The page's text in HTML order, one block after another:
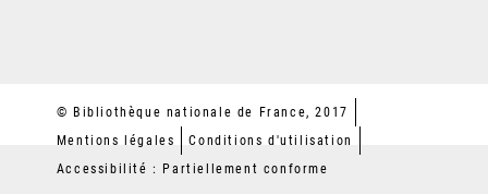
© Bibliothèque nationale de France, 2017
Mentions légales
Conditions d'utilisation
Accessibilité : Partiellement conforme